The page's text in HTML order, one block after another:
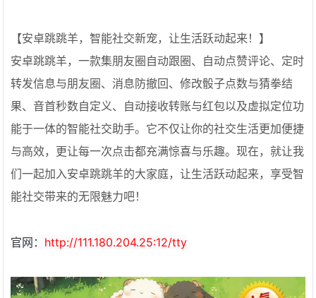
【安卓跳跳羊，智能社交新宠，让生活跃动起来！】
安卓跳跳羊，一款集朋友圈自动跟圈、自动点赞评论、定时
转发信息与朋友圈、消息防撤回、修改骰子点数与猜拳结
果、音首秒数自定义、自动接收转账与红包以及虚拟定位功
能于一体的智能社交助手。它不仅让你的社交生活更加便捷
与高效，更让每一次点击都充满惊喜与乐趣。现在，就让我
们一起加入安卓跳跳羊的大家庭，让生活跃动起来，享受智
能社交带来的无限魅力吧！
官网： http://111.180.204.25:12/tty